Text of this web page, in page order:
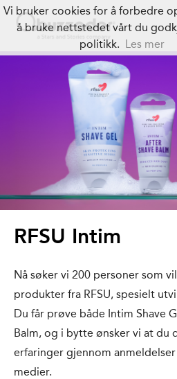
RFSU Intim
Nå søker vi 200 personer som
produkter fra RFSU, spesielt
Du får prøve både Intim Shave
Balm, og i bytte ønsker vi at
erfaringer gjennom
medier.
Vi bruker cookies for å forbedre
å bruke nettstedet vårt du
politikk. Les mer